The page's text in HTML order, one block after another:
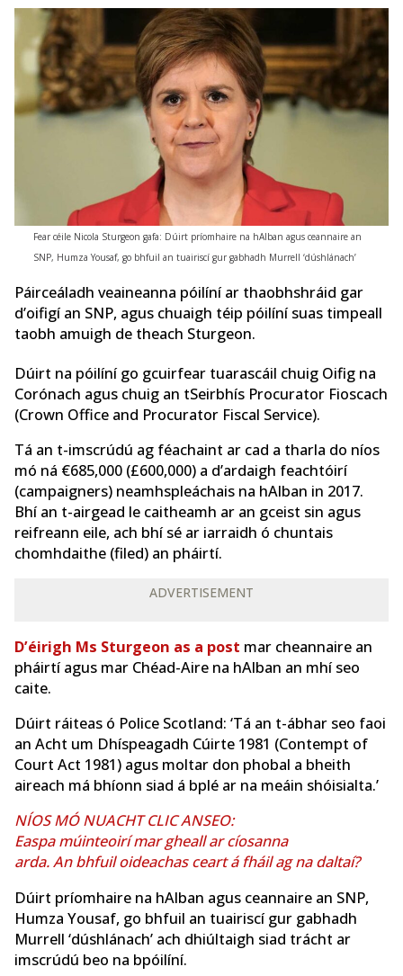
Fear céile Nicola Sturgeon gafa: Dúirt príomhaire na hAlban agus ceannaire an
SNP, Humza Yousaf, go bhfuil an tuairiscí gur gabhadh Murrell ‘dúshlánach’
Páirceáladh veaineanna póilíní ar thaobhshráid gar
d’oifigí an SNP, agus chuaigh téip póilíní suas timpeall
taobh amuigh de theach Sturgeon.
Dúirt na póilíní go gcuirfear tuarascáil chuig Oifig na
Corónach agus chuig an tSeirbhís Procurator Fioscach
(Crown Office and Procurator Fiscal Service).
Tá an t-imscrúdú ag féachaint ar cad a tharla do níos
mó ná €685,000 (£600,000) a d’ardaigh feachtóirí
(campaigners) neamhspleáchais na hAlban in 2017.
Bhí an t-airgead le caitheamh ar an gceist sin agus
reifreann eile, ach bhí sé ar iarraidh ó chuntais
chomhdaithe (filed) an pháirtí.
ADVERTISEMENT
D’éirigh Ms Sturgeon as a post mar cheannaire an
pháirtí agus mar Chéad-Aire na hAlban an mhí seo
caite.
Dúirt ráiteas ó Police Scotland: ‘Tá an t-ábhar seo faoi
an Acht um Dhíspeagadh Cúirte 1981 (Contempt of
Court Act 1981) agus moltar don phobal a bheith
aireach má bhíonn siad á bplé ar na meáin shóisialta.’
NÍOS MÓ NUACHT CLIC ANSEO:
Easpa múinteoirí mar gheall ar cíosanna
arda. An bhfuil oideachas ceart á fháil ag na daltaí?
Dúirt príomhaire na hAlban agus ceannaire an SNP,
Humza Yousaf, go bhfuil an tuairiscí gur gabhadh
Murrell ‘dúshlánach’ ach dhiúltaigh siad trácht ar
imscrúdú beo na bpóilíní.